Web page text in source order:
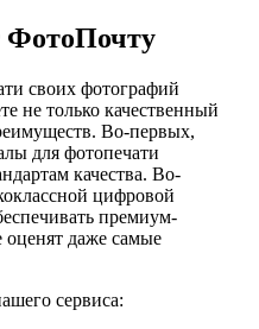
своих фотографий
не только качественный
Во-первых,
для фотопечати
качества. Во-
цифровой
премиум-
оценят даже самые
сервиса: